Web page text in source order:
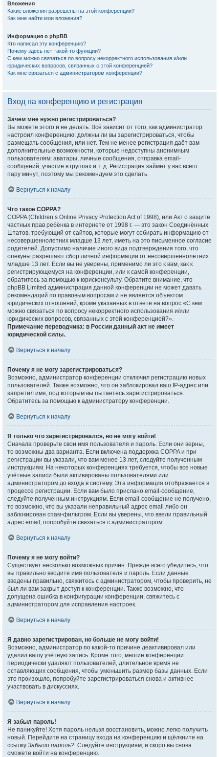
Вложения
Какие вложения разрешены на этой конференции?
Как мне найти мои вложения?
Информация о phpBB
Кто написал эту конференцию?
Почему здесь нет такой-то функции?
С кем можно связаться по вопросу некорректного использования и/или
юридических вопросов, связанных с этой конференцией?
Как мне связаться с администратором конференции?
Вход на конференцию и регистрация
Зачем мне нужно регистрироваться?
Вы можете этого и не делать. Всё зависит от того, как администратор
настроил конференцию: должны ли вы зарегистрироваться, чтобы
размещать сообщения, или нет. Тем не менее регистрация даёт вам
дополнительные возможности, которые недоступны анонимным
пользователям: аватары, личные сообщения, отправка email-
сообщений, участие в группах и т. д. Регистрация займёт у вас всего
пару минут, поэтому мы рекомендуем это сделать.
Вернуться к началу
Что такое COPPA?
COPPA (Children’s Online Privacy Protection Act of 1998), или Акт о защите
частных прав ребёнка в интернете от 1998 г. — это закон Соединённых
Штатов, требующий от сайтов, которые могут собирать информацию от
несовершеннолетних младше 13 лет, иметь на это письменное согласие
родителей. Допустимо наличие иного вида подтверждения того, что
опекуны разрешают сбор личной информации от несовершеннолетних
младше 13 лет. Если вы не уверены, применимо ли это к вам, как к
регистрирующемуся на конференции, или к самой конференции,
обратитесь за помощью к юрисконсульту. Обратите внимание, что
phpBB Limited администрация данной конференции не может давать
рекомендаций по правовым вопросам и не является объектом
юридических отношений, кроме указанных в ответе на вопрос «С кем
можно связаться по вопросу некорректного использования и/или
юридических вопросов, связанных с этой конференцией?».
Примечание переводчика: в России данный акт не имеет
юридической силы..
Вернуться к началу
Почему я не могу зарегистрироваться?
Возможно, администратор конференции отключил регистрацию новых
пользователей. Также возможно, что он заблокировал ваш IP-адрес или
запретил имя, под которым вы пытаетесь зарегистрироваться.
Обратитесь за помощью к администратору конференции.
Вернуться к началу
Я только что зарегистрировался, но не могу войти!
Сначала проверьте свои имя пользователя и пароль. Если они верны,
то возможны два варианта. Если включена поддержка COPPA и при
регистрации вы указали, что вам менее 13 лет, следуйте полученным
инструкциям. На некоторых конференциях требуется, чтобы все новые
учётные записи были активированы пользователями или
администратором до входа в систему. Эта информация отображается в
процессе регистрации. Если вам было прислано email-сообщение,
следуйте полученным инструкциям. Если email-сообщение не получено,
то возможно, что вы указали неправильный адрес email либо он
заблокирован спам-фильтром. Если вы уверены, что ввели правильный
адрес email, попробуйте связаться с администратором.
Вернуться к началу
Почему я не могу войти?
Существует несколько возможных причин. Прежде всего убедитесь, что
вы правильно вводите имя пользователя и пароль. Если данные
введены правильно, свяжитесь с администратором, чтобы проверить, не
был ли вам закрыт доступ к конференции. Также возможно, что
допущена ошибка в конфигурации конференции, свяжитесь с
администратором для исправления настроек.
Вернуться к началу
Я давно зарегистрирован, но больше не могу войти!
Возможно, администратор по какой-то причине деактивировал или
удалил вашу учётную запись. Кроме того, многие конференции
периодически удаляют пользователей, длительное время не
оставляющих сообщения, чтобы уменьшить размер базы данных. Если
это произошло, попробуйте зарегистрироваться снова и активнее
участвовать в дискуссиях.
Вернуться к началу
Я забыл пароль!
Не паникуйте! Хотя пароль нельзя восстановить, можно легко получить
новый. Перейдите на страницу входа на конференцию и щёлкните на
ссылку Забыли пароль?. Следуйте инструкциям, и скоро вы снова
сможете войти на конференцию.